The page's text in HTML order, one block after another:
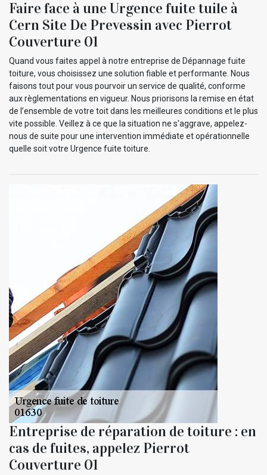
Faire face à une Urgence fuite tuile à
Cern Site De Prevessin avec Pierrot
Couverture 01
Quand vous faites appel à notre entreprise de Dépannage fuite
toiture, vous choisissez une solution fiable et performante. Nous
faisons tout pour vous pourvoir un service de qualité, conforme
aux règlementations en vigueur. Nous priorisons la remise en état
de l’ensemble de votre toit dans les meilleures conditions et le plus
vite possible. Veillez à ce que la situation ne s'aggrave, appelez-
nous de suite pour une intervention immédiate et opérationnelle
quelle soit votre Urgence fuite toiture.
Entreprise de réparation de toiture : en
cas de fuites, appelez Pierrot
Couverture 01